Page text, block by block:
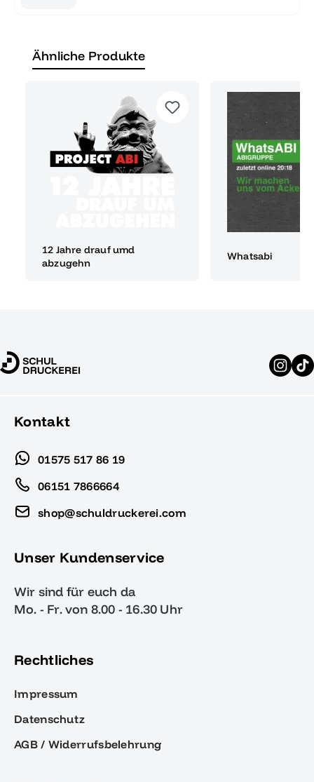
Ähnliche Produkte
12 Jahre drauf umd
abzugehn
Whatsabi
Kontakt
01575 517 86 19
06151 7866664
shop@schuldruckerei.com
Unser Kundenservice
Wir sind für euch da
Mo. - Fr. von 8.00 - 16.30 Uhr
Rechtliches
Impressum
Datenschutz
AGB / Widerrufsbelehrung